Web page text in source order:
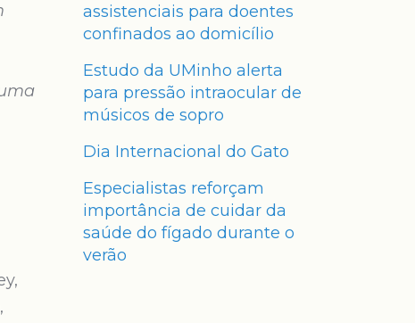
assistenciais para doentes
confinados ao domicílio
Estudo da UMinho alerta
para pressão intraocular de
músicos de sopro
Dia Internacional do Gato
Especialistas reforçam
importância de cuidar da
saúde do fígado durante o
verão